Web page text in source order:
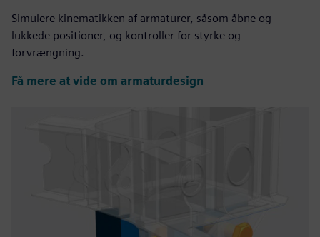
Simulere kinematikken af armaturer, såsom åbne og
lukkede positioner, og kontroller for styrke og
forvrængning.
Få mere at vide om armaturdesign